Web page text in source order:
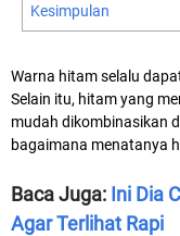
Kesimpulan
Warna hitam selalu
Selain itu, hitam yang
mudah dikombinasikan
bagaimana menatanya
Baca Juga: Ini Dia
Agar Terlihat Rapi